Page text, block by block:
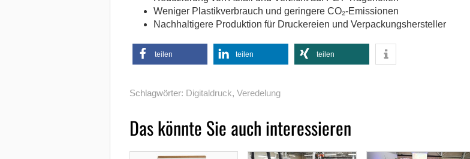
Weniger Plastikverbrauch und geringere CO₂-Emissionen
Nachhaltigere Produktion für Druckereien und Verpackungshersteller
teilen teilen teilen
Schlagwörter: Digitaldruck, Veredelung
Das könnte Sie auch interessieren